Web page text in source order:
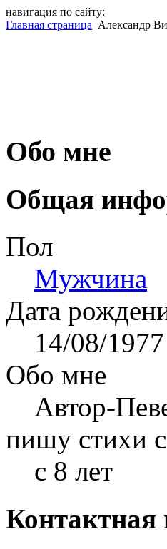
навигация по сайту:
Главная страница Александр
Обо мне
Общая
Пол
Мужчина
Дата
14/08/1977
Обо мне
Автор-
пишу стихи с
с 8 лет